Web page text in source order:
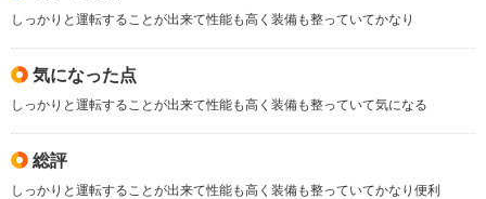
しっかりと運転することが出来て性能も高く装備も整っていてかなり
気になった点
しっかりと運転することが出来て性能も高く装備も整っていて気になる
総評
しっかりと運転することが出来て性能も高く装備も整っていてかなり便利